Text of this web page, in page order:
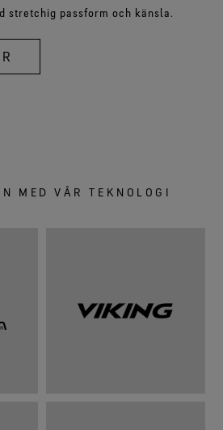
stretchig passform och känsla.
MED VÅR TEKNOLOGI